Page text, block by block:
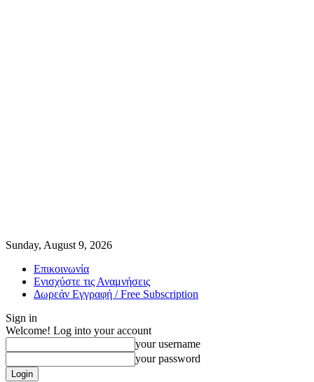
Sunday, August 9, 2026
Επικοινωνία
Ενισχύστε τις Αναμνήσεις
Δωρεάν Εγγραφή / Free Subscription
Sign in
Welcome! Log into your account
your username
your password